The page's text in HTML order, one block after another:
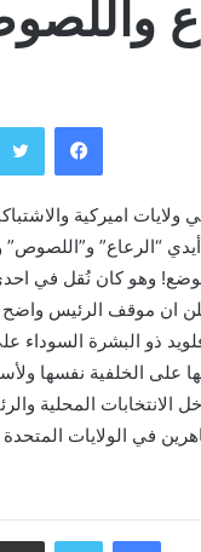
فيسبوك
اميركية
“الرعاع” و”اللصوص”
وهو كان نُقل في احدى
ان موقف الرئيس
ذو البشرة السوداء
على الخلفية نفسها
المحلية
في الولايات
فيسبوك